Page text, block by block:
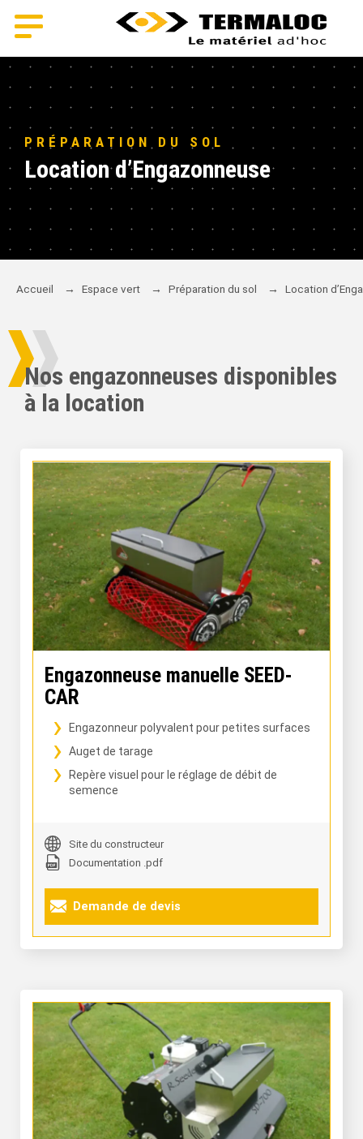
PRÉPARATION DU SOL
Location d’Engazonneuse
Accueil → Espace vert → Préparation du sol → Location
Nos engazonneuses disponibles
à la location
Engazonneuse manuelle SEED-
CAR
Engazonneur polyvalent pour petites surfaces
Auget de tarage
Repère visuel pour le réglage de débit de
semence
Site du constructeur
Documentation .pdf
Demande de devis